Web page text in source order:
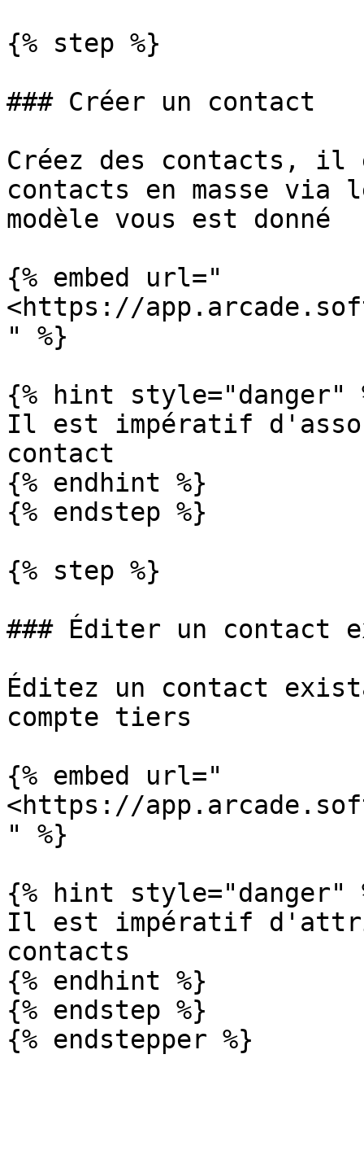
{% step %}
### Créer un contact
Créez des contacts, il
contacts en masse via
modèle vous est donné
{% embed url="
<https://
" %}
{% hint style="danger"
Il est impératif
contact
{% endhint %}
{% endstep %}
{% step %}
### Éditer un contact
Éditez un contact
compte tiers
{% embed url="
<https://
" %}
{% hint style="danger"
Il est impératif
contacts
{% endhint %}
{% endstep %}